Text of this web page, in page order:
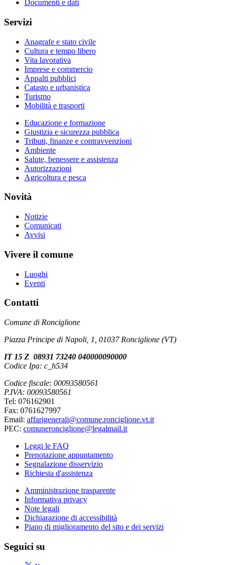
Documenti e dati
Servizi
Anagrafe e stato civile
Cultura e tempo libero
Vita lavorativa
Imprese e commercio
Appalti pubblici
Catasto e urbanistica
Turismo
Mobilità e trasporti
Educazione e formazione
Giustizia e sicurezza pubblica
Tributi, finanze e contravvenzioni
Ambiente
Salute, benessere e assistenza
Autorizzazioni
Agricoltura e pesca
Novità
Notizie
Comunicati
Avvisi
Vivere il comune
Luoghi
Eventi
Contatti
Comune di Ronciglione
Piazza Principe di Napoli, 1, 01037 Ronciglione (VT)
IT 15 Z 08931 73240 040000090000
Codice Ipa: c_h534
Codice fiscale: 00093580561
P.IVA: 00093580561
Tel: 076162901
Fax: 0761627997
Email: affarigenerali@comune.ronciglione.vt.it
PEC: comuneronciglione@legalmail.it
Leggi le FAQ
Prenotazione appuntamento
Segnalazione disservizio
Richiesta d'assistenza
Amministrazione trasparente
Informativa privacy
Note legali
Dichiarazione di accessibilità
Piano di miglioramento del sito e dei servizi
Seguici su